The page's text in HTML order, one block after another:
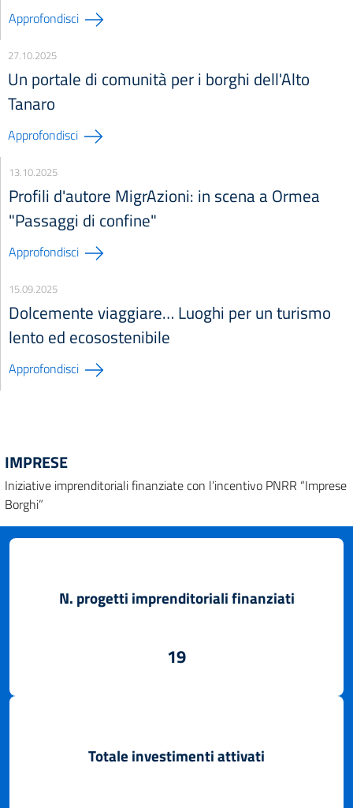
Approfondisci
27.10.2025
Un portale di comunità per i borghi dell'Alto
Tanaro
Approfondisci
13.10.2025
Profili d'autore MigrAzioni: in scena a Ormea
"Passaggi di confine"
Approfondisci
15.09.2025
Dolcemente viaggiare… Luoghi per un turismo
lento ed ecosostenibile
Approfondisci
IMPRESE
Iniziative imprenditoriali finanziate con l’incentivo PNRR “Imprese
Borghi”
N. progetti imprenditoriali finanziati
19
Totale investimenti attivati